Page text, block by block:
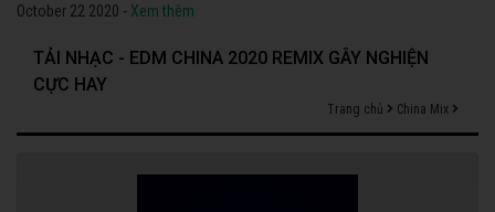
October 22 2020 - Xem thêm
TẢI NHẠC - EDM CHINA 2020 REMIX GÂY NGHIỆN
CỰC HAY
Trang chủ China Mix